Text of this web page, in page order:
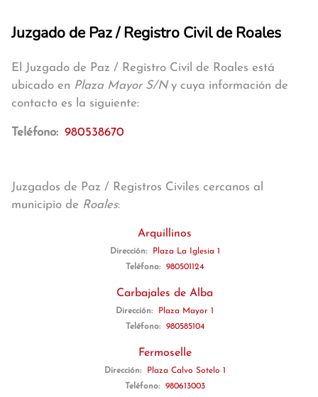
Juzgado de Paz / Registro Civil de Roales
El Juzgado de Paz / Registro Civil de Roales está
ubicado en Plaza Mayor S/Ny cuya información de
contacto es la siguiente:
Teléfono: 980538670
Juzgados de Paz / Registros Civiles cercanos al
municipio de Roales:
Arquillinos
Dirección:
Plaza La Iglesia 1
Teléfono:
980501124
Carbajales de Alba
Dirección:
Plaza Mayor 1
Teléfono:
980585104
Fermoselle
Dirección:
Plaza Calvo Sotelo 1
Teléfono:
980613003